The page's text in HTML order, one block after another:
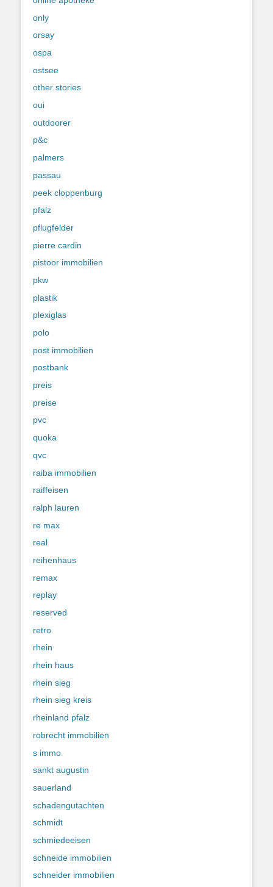
only
orsay
ospa
ostsee
other stories
oui
outdoorer
p&c
palmers
passau
peek cloppenburg
pfalz
pflugfelder
pierre cardin
pistoor immobilien
pkw
plastik
plexiglas
polo
post immobilien
postbank
preis
preise
pvc
quoka
qvc
raiba immobilien
raiffeisen
ralph lauren
re max
real
reihenhaus
remax
replay
reserved
retro
rhein
rhein haus
rhein sieg
rhein sieg kreis
rheinland pfalz
robrecht immobilien
s immo
sankt augustin
sauerland
schadengutachten
schmidt
schmiedeeisen
schneide immobilien
schneider immobilien